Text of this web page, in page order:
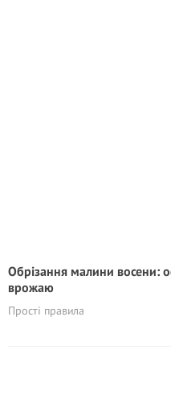
Обрізання малини восени:
врожаю
Прості правила